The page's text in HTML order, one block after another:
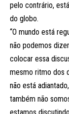
pelo contrário,
do globo.
“O mundo está
não podemos
colocar essa
mesmo ritmo dos
não está
também não